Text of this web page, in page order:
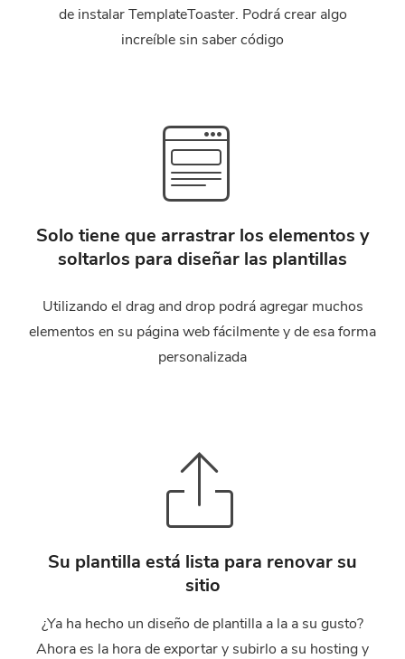
de instalar TemplateToaster. Podrá crear algo
increíble sin saber código
Solo tiene que arrastrar los elementos y
soltarlos para diseñar las plantillas
Utilizando el drag and drop podrá agregar muchos
elementos en su página web fácilmente y de esa forma
personalizada
Su plantilla está lista para renovar su
sitio
¿Ya ha hecho un diseño de plantilla a la a su gusto?
Ahora es la hora de exportar y subirlo a su hosting y